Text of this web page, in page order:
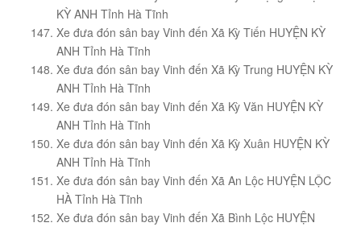
KỲ ANH Tỉnh Hà Tĩnh
Xe đưa đón sân bay Vinh đến Xã Kỳ Tiến HUYỆN KỲ
ANH Tỉnh Hà Tĩnh
Xe đưa đón sân bay Vinh đến Xã Kỳ Trung HUYỆN KỲ
ANH Tỉnh Hà Tĩnh
Xe đưa đón sân bay Vinh đến Xã Kỳ Văn HUYỆN KỲ
ANH Tỉnh Hà Tĩnh
Xe đưa đón sân bay Vinh đến Xã Kỳ Xuân HUYỆN KỲ
ANH Tỉnh Hà Tĩnh
Xe đưa đón sân bay Vinh đến Xã An Lộc HUYỆN LỘC
HÀ Tỉnh Hà Tĩnh
Xe đưa đón sân bay Vinh đến Xã Bình Lộc HUYỆN